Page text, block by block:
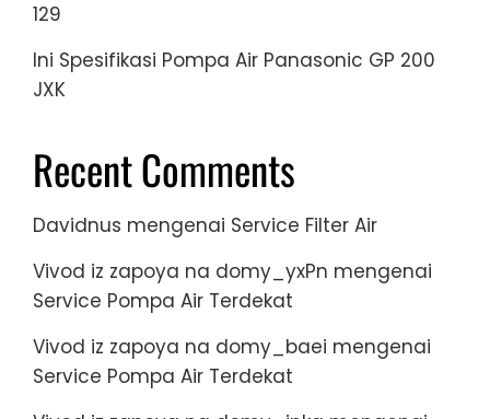
129
Ini Spesifikasi Pompa Air Panasonic GP 200
JXK
Recent Comments
Davidnus mengenai Service Filter Air
Vivod iz zapoya na domy_yxPn mengenai
Service Pompa Air Terdekat
Vivod iz zapoya na domy_baei mengenai
Service Pompa Air Terdekat